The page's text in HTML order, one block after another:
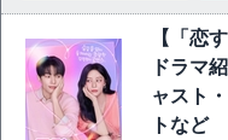
【「恋
ドラマ
ャスト
トなど